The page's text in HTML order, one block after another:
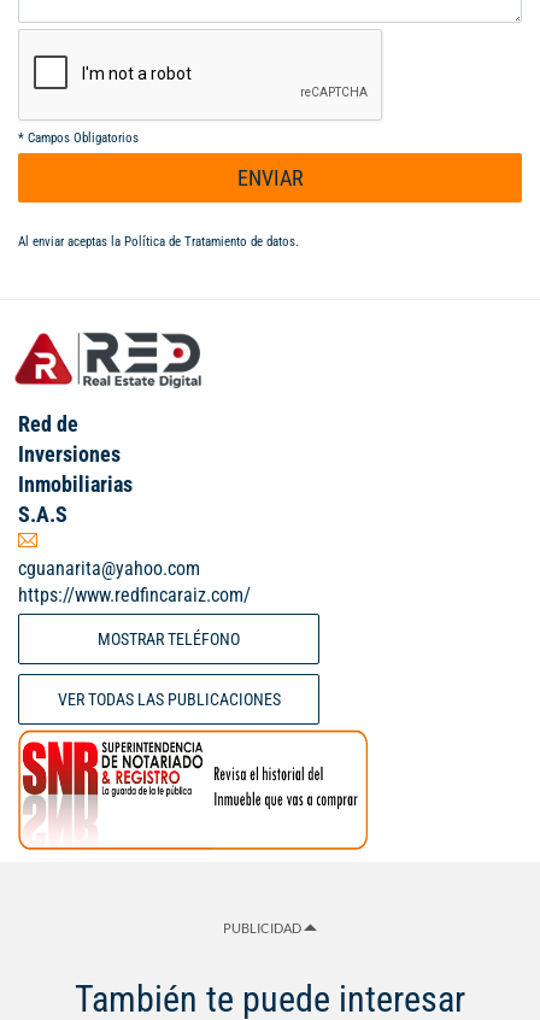
* Campos Obligatorios
ENVIAR
Al enviar aceptas la Política de Tratamiento de datos.
Red de
Inversiones
Inmobiliarias
S.A.S
cguanarita@yahoo.com
https://www.redfincaraiz.com/
MOSTRAR TELÉFONO
VER TODAS LAS PUBLICACIONES
PUBLICIDAD
También te puede interesar